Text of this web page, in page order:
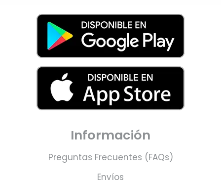
Información
Preguntas Frecuentes (FAQs)
Envíos